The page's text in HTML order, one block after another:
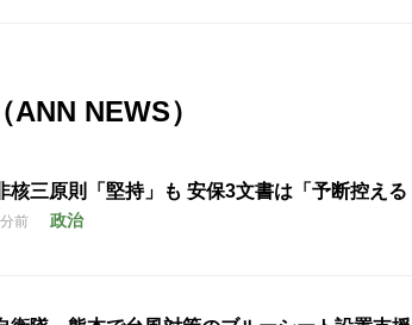
NEWS）
核三原則「堅持」も 安保3文書は「予断控える
前 政治